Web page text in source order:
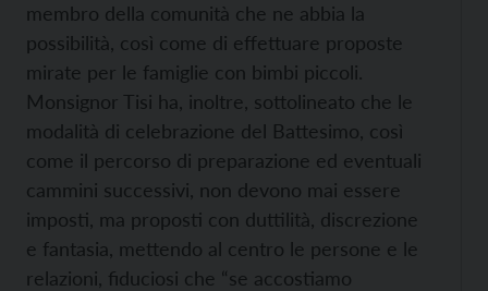
membro della comunità che ne abbia la
possibilità, così come di effettuare proposte
mirate per le famiglie con bimbi piccoli.
Monsignor Tisi ha, inoltre, sottolineato che le
modalità di celebrazione del Battesimo, così
come il percorso di preparazione ed eventuali
cammini successivi, non devono mai essere
imposti, ma proposti con duttilità, discrezione
e fantasia, mettendo al centro le persone e le
relazioni, fiduciosi che “se accostiamo